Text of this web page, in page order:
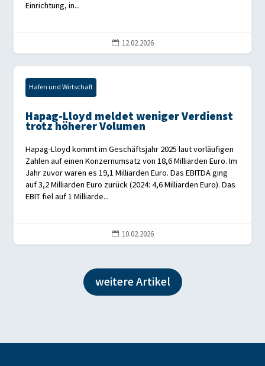
Einrichtung, in...
 12.02.2026
Hafen und Wirtschaft
Hapag-Lloyd meldet weniger Verdienst
trotz höherer Volumen
Hapag-Lloyd kommt im Geschäftsjahr 2025 laut vorläufigen
Zahlen auf einen Konzernumsatz von 18,6 Milliarden Euro. Im
Jahr zuvor waren es 19,1 Milliarden Euro. Das EBITDA ging
auf 3,2 Milliarden Euro zurück (2024: 4,6 Milliarden Euro). Das
EBIT fiel auf 1 Milliarde...
 10.02.2026
weitere Artikel